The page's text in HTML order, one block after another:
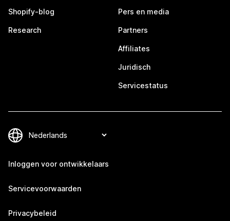
Shopify-blog
Research
Pers en media
Partners
Affiliates
Juridisch
Servicestatus
Inloggen voor ontwikkelaars
Servicevoorwaarden
Privacybeleid